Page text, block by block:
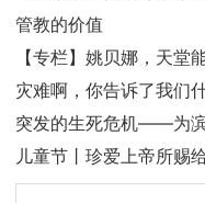
管教的价值
【专栏】姚贝娜，天堂
灾难啊，你告诉了我们
突发的生死危机——为滨
儿童节丨珍爱上帝所赐